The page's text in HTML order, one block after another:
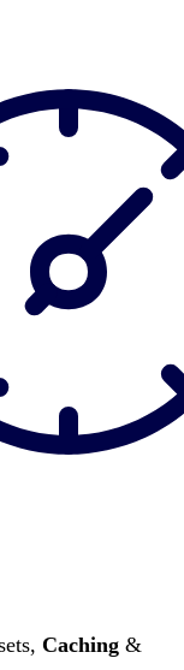
Caching &